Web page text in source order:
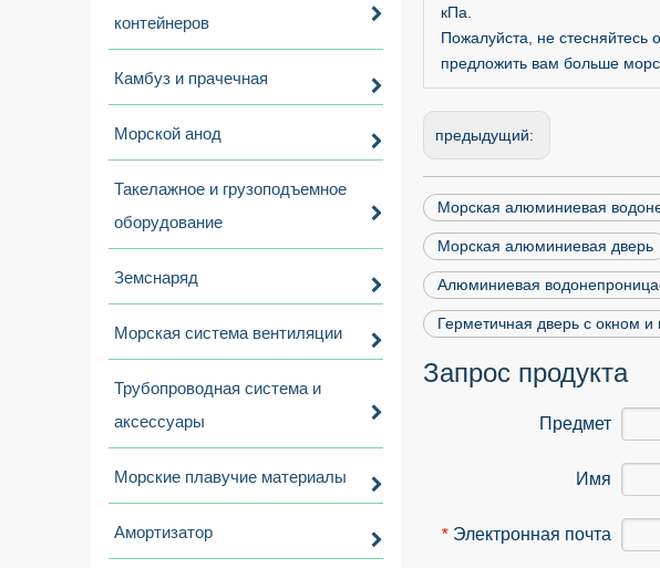
контейнеров
Камбуз и прачечная
Морской анод
Такелажное и грузоподъемное
оборудование
Земснаряд
Морская система вентиляции
Трубопроводная система и
аксессуары
Морские плавучие материалы
Амортизатор
кПа.
Пожалуйста, не
предложить вам больше
предыдущий:
Морская алюминиевая
Морская алюминиевая дверь
Алюминиевая
Герметичная дверь с окном и
Запрос продукта
Предмет
Имя
* Электронная почта